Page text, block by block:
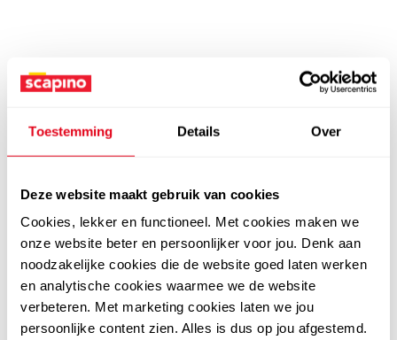
Toestemming Details Over
Deze website maakt gebruik van cookies
Cookies, lekker en functioneel. Met cookies maken we
onze website beter en persoonlijker voor jou. Denk aan
noodzakelijke cookies die de website goed laten werken
en analytische cookies waarmee we de website
verbeteren. Met marketing cookies laten we jou
persoonlijke content zien. Alles is dus op jou afgestemd.